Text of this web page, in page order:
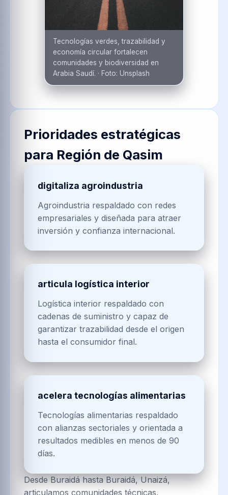
Tecnologías verdes, trazabilidad y
economía circular fortalecen
comunidades y biodiversidad en
Arabia Saudí. · Foto: Unsplash
Prioridades estratégicas
para Región de Qasim
digitaliza agroindustria
Agroindustria respaldado con redes
empresariales y diseñada para atraer
inversión y confianza internacional.
articula logística interior
Logística interior respaldado con
cadenas de suministro y capaz de
garantizar trazabilidad desde el origen
hasta el consumidor final.
acelera tecnologías alimentarias
Tecnologías alimentarias respaldado
con alianzas sectoriales y orientada a
resultados medibles en menos de 90
días.
Desde Buraidá hasta Buraidá, Unaizá,
articulamos comunidades técnicas,